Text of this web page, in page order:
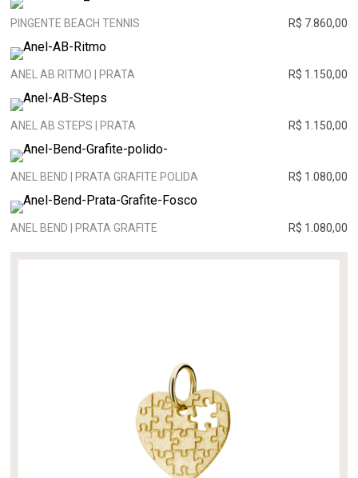
PINGENTE BEACH TENNIS R$ 7.860,00
ANEL AB RITMO | PRATA R$ 1.150,00
ANEL AB STEPS | PRATA R$ 1.150,00
ANEL BEND | PRATA GRAFITE POLIDA R$ 1.080,00
ANEL BEND | PRATA GRAFITE R$ 1.080,00